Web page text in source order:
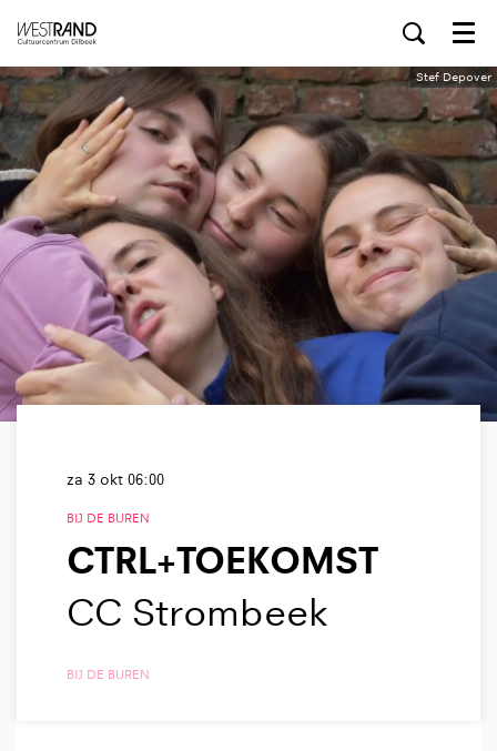
Menu
Stef Depover
CTRL+TOEKOMST
CC Strombeek
BIJ DE BUREN
za 3 okt 06:00
BIJ DE BUREN